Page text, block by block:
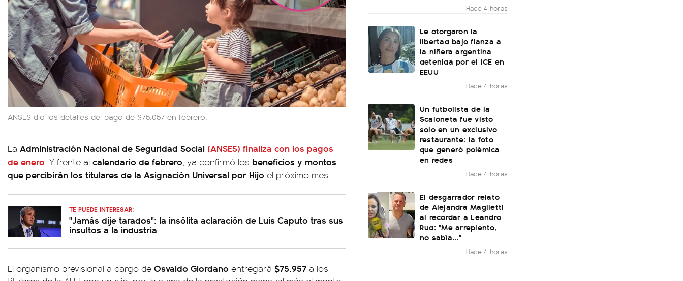
ANSES dio los detalles del pago de $75.057 en febrero.
La Administración Nacional de Seguridad Social (ANSES) finaliza con los pagos
de enero. Y frente al calendario de febrero, ya confirmó los beneficios y montos
que percibirán los titulares de la Asignación Universal por Hijo el próximo mes.
TE PUEDE INTERESAR:
"Jamás dije tarados": la insólita aclaración de Luis Caputo tras sus
insultos a la industria
El organismo previsional a cargo de Osvaldo Giordano entregará $75.957 a los
Hace 4 horas
Le otorgaron la
libertad bajo fianza a
la niñera argentina
detenida por el ICE en
EEUU
Hace 4 horas
Un futbolista de la
Scaloneta fue visto
solo en un exclusivo
restaurante: la foto
que generó polémica
en redes
Hace 4 horas
El desgarrador relato
de Alejandra Maglietti
al recordar a Leandro
Rud: "Me arrepiento,
no sabía..."
Hace 4 horas